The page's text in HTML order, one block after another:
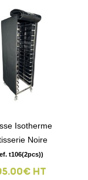
Isotherme
Noire
t106(2pcs))
HT